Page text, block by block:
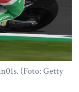
(Foto: Getty